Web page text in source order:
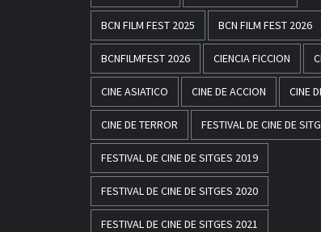
BCN FILM FEST 2025 BCN FILM FEST 2026
BCNFILMFEST 2026 CIENCIA FICCION
CINE ASIATICO CINE DE ACCION CINE
CINE DE TERROR FESTIVAL DE CINE DE
FESTIVAL DE CINE DE SITGES 2019
FESTIVAL DE CINE DE SITGES 2020
FESTIVAL DE CINE DE SITGES 2021